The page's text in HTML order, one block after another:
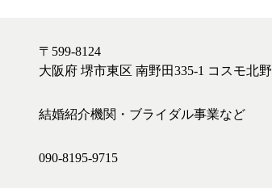
〒599-8124
大阪府 堺市東区 南野田335-1 コスモ北
結婚紹介機関・ブライダル事業など
090-8195-9715